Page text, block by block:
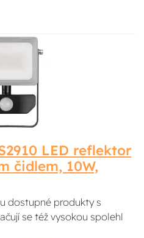
LED reflektor
čidlem, 10W,
dostupné produkty s
se též vysokou spolehl